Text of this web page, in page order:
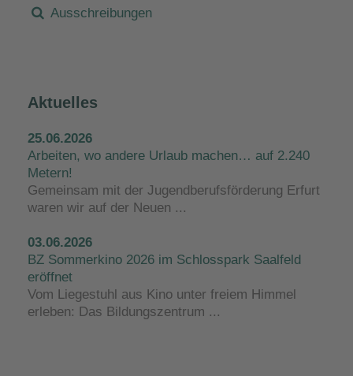
Ausschreibungen
Aktuelles
25.06.2026
Arbeiten, wo andere Urlaub machen… auf 2.240
Metern!
Gemeinsam mit der Jugendberufsförderung Erfurt
waren wir auf der Neuen ...
03.06.2026
BZ Sommerkino 2026 im Schlosspark Saalfeld
eröffnet
Vom Liegestuhl aus Kino unter freiem Himmel
erleben: Das Bildungszentrum ...